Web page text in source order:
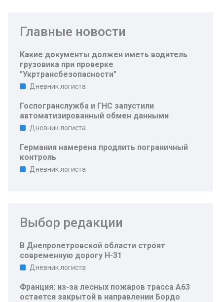
Главные новости
Какие документы должен иметь водитель
грузовика при проверке
"Укртрансбезопасности"
Дневник логиста
Госпогранслужба и ГНС запустили
автоматизированный обмен данными
Дневник логиста
Германия намерена продлить пограничный
контроль
Дневник логиста
Выбор редакции
В Днепропетровской области строят
современную дорогу Н-31
Дневник логиста
Франция: из-за лесных пожаров трасса A63
остается закрытой в направлении Бордо